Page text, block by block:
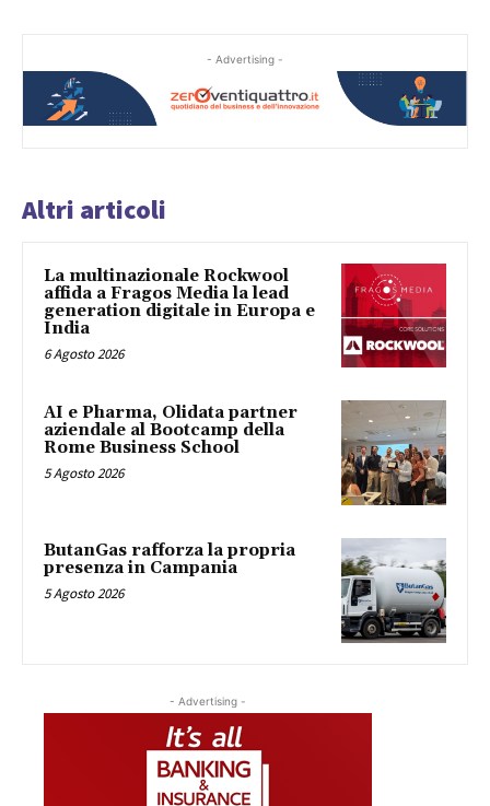
- Advertising -
Altri articoli
La multinazionale Rockwool
affida a Fragos Media la lead
generation digitale in Europa e
India
6 Agosto 2026
AI e Pharma, Olidata partner
aziendale al Bootcamp della
Rome Business School
5 Agosto 2026
ButanGas rafforza la propria
presenza in Campania
5 Agosto 2026
- Advertising -